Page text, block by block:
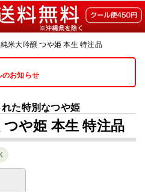
米大吟醸 つや姫 本生 特注品
のお知らせ
た特別なつや姫
や姫 本生 特注品